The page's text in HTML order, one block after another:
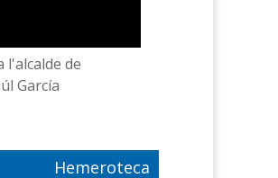
l'alcalde de
García
Hemeroteca